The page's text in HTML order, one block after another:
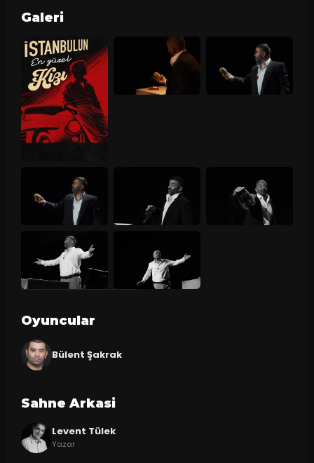
Galeri
Oyuncular
Bülent Şakrak
Sahne Arkasi
Levent Tülek
Yazar